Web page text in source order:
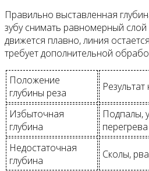
Правильно выставленная
зубу снимать равномерный
движется плавно, линия
требует дополнительной
Положение
глубины реза
Избыточная
глубина
Подпалы,
перегрева
Недостаточная
глубина
Сколы,